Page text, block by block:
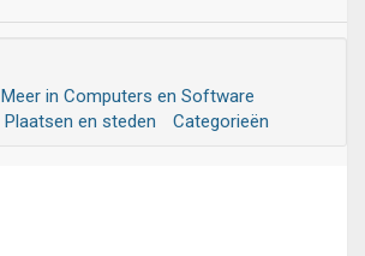
Meer in Computers en Software
Plaatsen en steden Categorieën